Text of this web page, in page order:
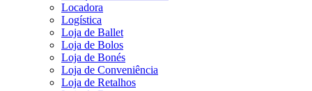
Locadora
Logística
Loja de Ballet
Loja de Bolos
Loja de Bonés
Loja de Conveniência
Loja de Retalhos